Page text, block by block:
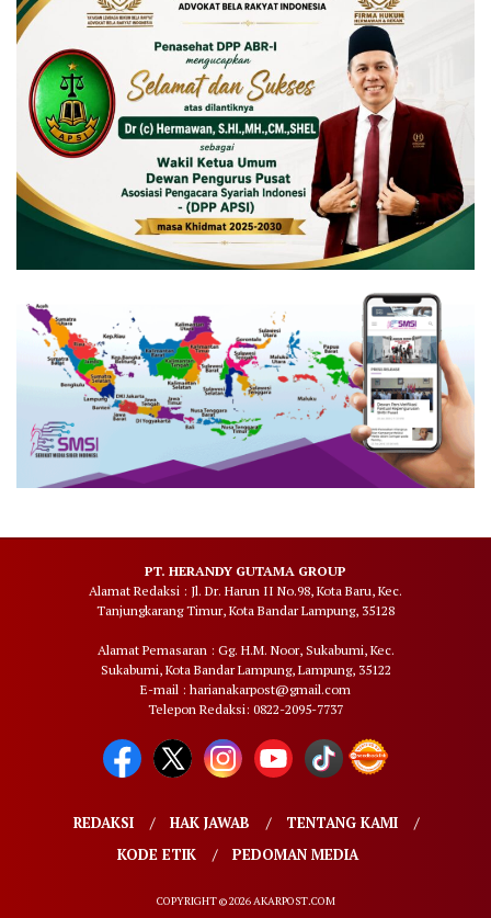
PT. HERANDY GUTAMA GROUP
Alamat Redaksi : Jl. Dr. Harun II No.98, Kota Baru, Kec.
Tanjungkarang Timur, Kota Bandar Lampung, 35128
Alamat Pemasaran : Gg. H.M. Noor, Sukabumi, Kec.
Sukabumi, Kota Bandar Lampung, Lampung, 35122
E-mail : harianakarpost@gmail.com
Telepon Redaksi: 0822-2095-7737
REDAKSI HAK JAWAB
TENTANG KAMI
KODE ETIK
PEDOMAN MEDIA
COPYRIGHT © 2026 AKARPOST.COM